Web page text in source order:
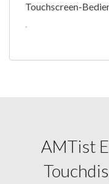
Touchscreen-
.
AMTist